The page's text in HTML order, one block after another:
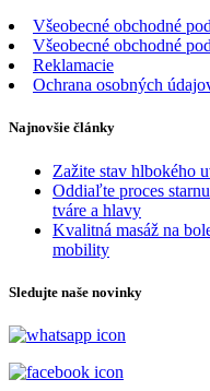
Všeobecné obchodné
Všeobecné obchodné
Reklamacie
Ochrana osobných
Najnovšie články
Zažite stav hlbokého
Oddiaľte proces
tváre a hlavy
Kvalitná masáž na
mobility
Sledujte naše novinky